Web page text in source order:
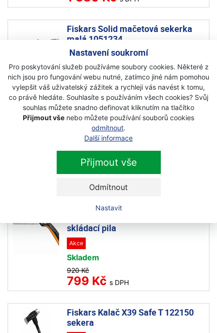
Nastavení soukromí
Pro poskytování služeb používáme soubory cookies. Některé z
nich jsou pro fungování webu nutné, zatímco jiné nám pomohou
vylepšit váš uživatelský zážitek a rychleji vás navést k tomu,
co právě hledáte. Souhlasíte s používáním všech cookies? Svůj
souhlas můžete snadno definovat kliknutím na tlačítko
Přijmout vše nebo můžete používání souborů cookies
odmítnout.
Další informace
Přijmout vše
Odmítnout
Nastavit
Fiskars Solid mačetová sekerka
malá 1051234
Akce
Skladem
1 410 Kč
1 199 Kč s DPH
Fiskars Mačeta s pilkou - velká
1051233
Skladem
1 310 Kč
999 Kč s DPH
skládací pila
Akce
Skladem
920 Kč
799 Kč s DPH
Fiskars Kalač X39 Safe T 122150
sekera